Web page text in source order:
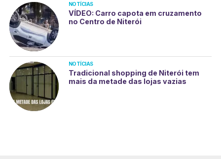
NOTÍCIAS
VÍDEO: Carro capota em cruzamento
no Centro de Niterói
NOTÍCIAS
Tradicional shopping de Niterói tem
mais da metade das lojas vazias